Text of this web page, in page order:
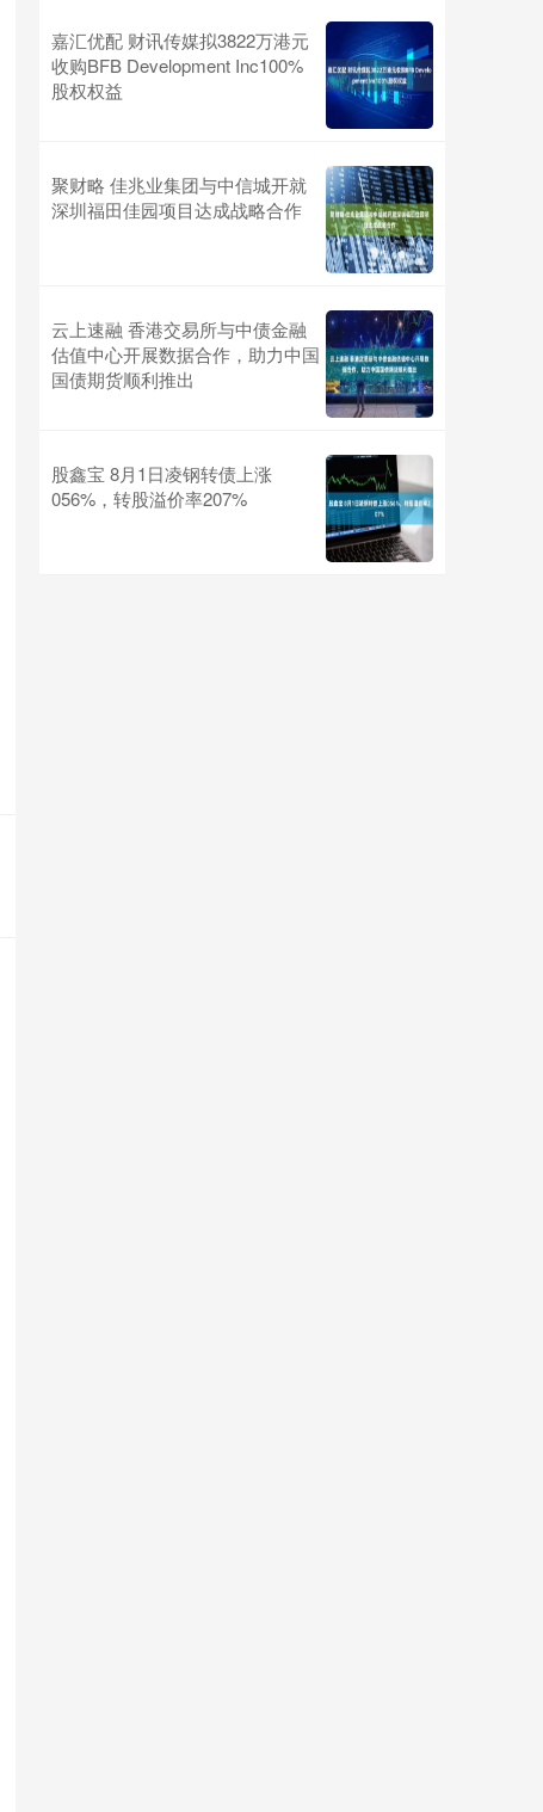
嘉汇优配 财讯传媒拟3822万港元
收购BFB Development Inc100%
股权权益
聚财略 佳兆业集团与中信城开就
深圳福田佳园项目达成战略合作
云上速融 香港交易所与中债金融
估值中心开展数据合作，助力中国
国债期货顺利推出
股鑫宝 8月1日凌钢转债上涨
056%，转股溢价率207%